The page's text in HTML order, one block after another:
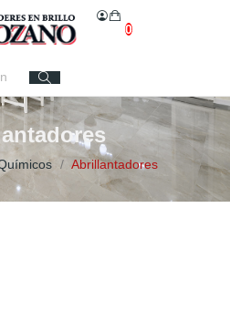
0
Abrillantadores